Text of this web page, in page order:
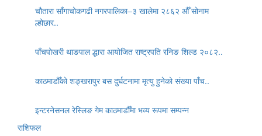
चौतारा साँगाचोकगढी नगरपालिका–३ खालेमा २८६२ औँ सोनाम
ल्होछार..
पाँचपोखरी थाङपाल द्धारा आयोजित राष्ट्रपति रनिङ शिल्ड २०८२..
काठमाडौँको शङ्खरापुर बस दुर्घटनामा मृत्यु हुनेको संख्या पाँच..
इन्टरनेसनल रेस्लिङ गेम काठमाडौँमा भव्य रूपमा सम्पन्न
राशिफल